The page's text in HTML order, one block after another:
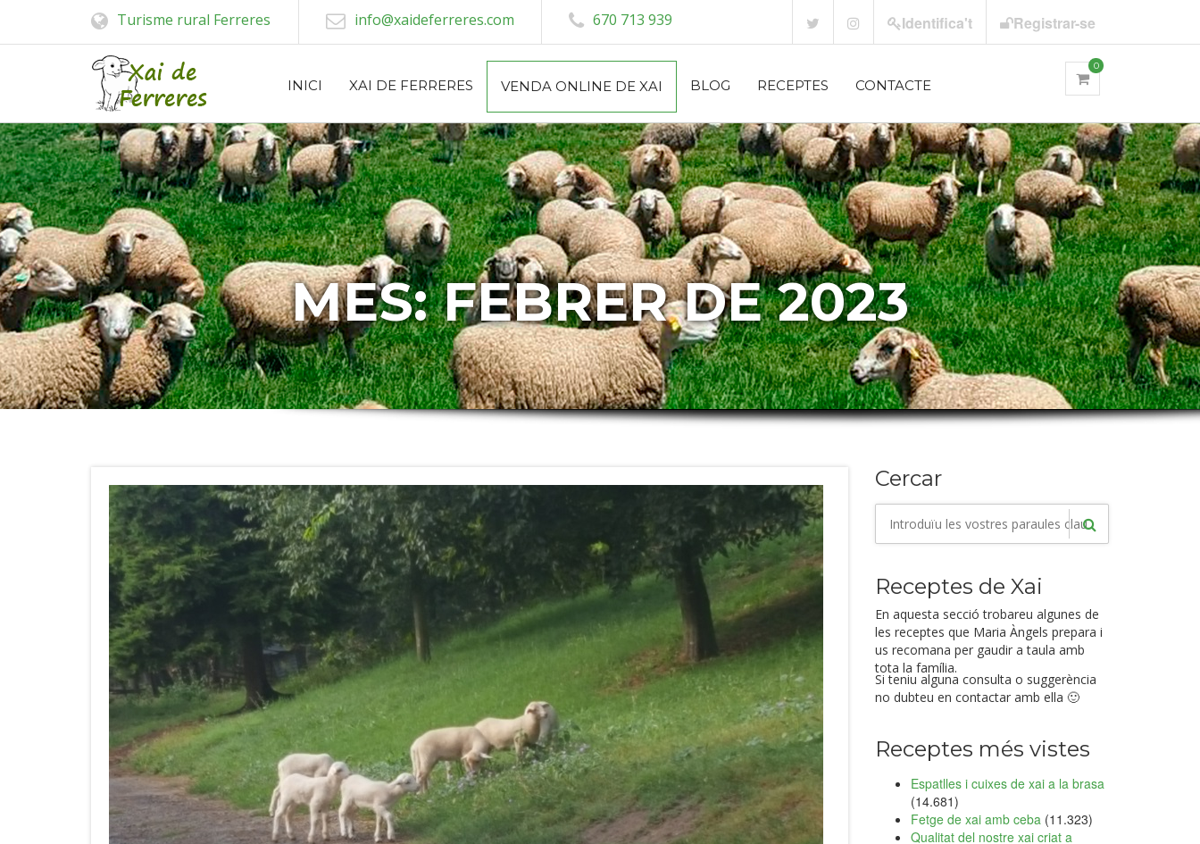
Turisme rural Ferreres info@xaideferreres.com 670 713 939 Identifica't Registrar-se
INICI XAI DE FERRERES VENDA ONLINE DE XAI BLOG RECEPTES CONTACTE
0
MES: FEBRER DE 2023
Cercar
Receptes de Xai
En aquesta secció trobareu algunes de
les receptes que Maria Àngels prepara i
us recomana per gaudir a taula amb
tota la família.
Si teniu alguna consulta o suggerència
no dubteu en contactar amb ella 🙂
Receptes més vistes
Espatlles i cuixes de xai a la brasa
(14.681)
Fetge de xai amb ceba (11.323)
Qualitat del nostre xai criat a